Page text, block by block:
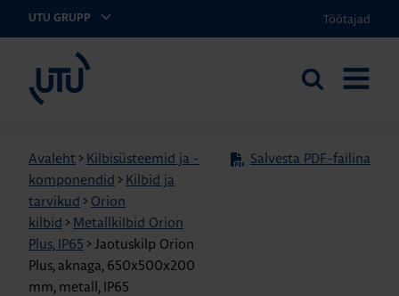
UTU GRUPP Töötajad
Otsi
Avaleht > Kilbisüsteemid ja -
komponendid > Kilbid ja
tarvikud > Orion
kilbid > Metallkilbid Orion
Plus, IP65 >Jaotuskilp Orion
Plus, aknaga, 650x500x200
mm, metall, IP65
Salvesta PDF-failina